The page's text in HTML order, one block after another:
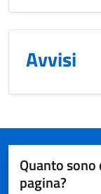
Avvisi
Quanto
pagina?